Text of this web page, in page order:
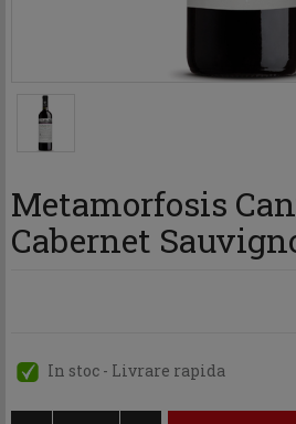
Metamorfosis
Cabernet
In stoc - Livrare rapida